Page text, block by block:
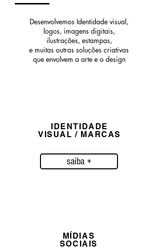
Desenvolvemos Identidade visual,
logos, imagens digitais,
ilustrações, estampas,
e muitas outras soluções criativas
que envolvem a arte e o design
IDENTIDADE
VISUAL / MARCAS
saiba +
MÍDIAS
SOCIAIS